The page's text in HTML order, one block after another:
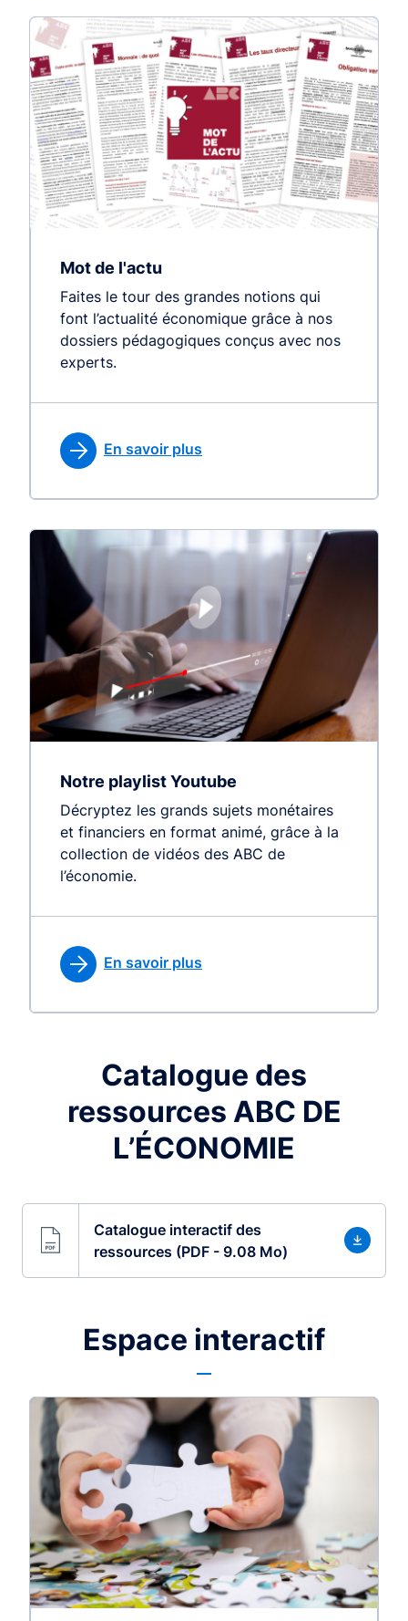
Mot de l'actu
Faites le tour des grandes notions qui
font l’actualité économique grâce à nos
dossiers pédagogiques conçus avec nos
experts.
En savoir plus
Notre playlist Youtube
Décryptez les grands sujets monétaires
et financiers en format animé, grâce à la
collection de vidéos des ABC de
l’économie.
En savoir plus
Catalogue des
ressources ABC DE
L’ÉCONOMIE
Catalogue interactif des
ressources (PDF - 9.08 Mo)
Espace interactif